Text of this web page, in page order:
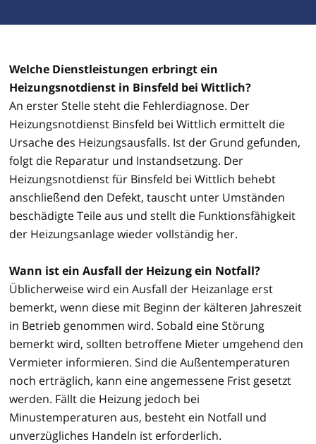
Welche Dienstleistungen erbringt ein
Heizungsnotdienst in Binsfeld bei Wittlich?
An erster Stelle steht die Fehlerdiagnose. Der
Heizungsnotdienst Binsfeld bei Wittlich ermittelt die
Ursache des Heizungsausfalls. Ist der Grund gefunden,
folgt die Reparatur und Instandsetzung. Der
Heizungsnotdienst für Binsfeld bei Wittlich behebt
anschließend den Defekt, tauscht unter Umständen
beschädigte Teile aus und stellt die Funktionsfähigkeit
der Heizungsanlage wieder vollständig her.
Wann ist ein Ausfall der Heizung ein Notfall?
Üblicherweise wird ein Ausfall der Heizanlage erst
bemerkt, wenn diese mit Beginn der kälteren Jahreszeit
in Betrieb genommen wird. Sobald eine Störung
bemerkt wird, sollten betroffene Mieter umgehend den
Vermieter informieren. Sind die Außentemperaturen
noch erträglich, kann eine angemessene Frist gesetzt
werden. Fällt die Heizung jedoch bei
Minustemperaturen aus, besteht ein Notfall und
unverzügliches Handeln ist erforderlich.